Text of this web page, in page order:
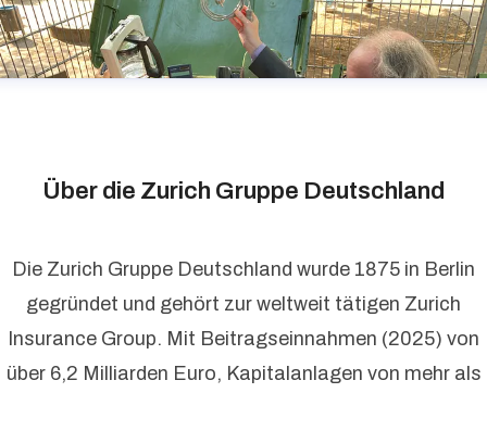
Über die Zurich Gruppe Deutschland
Die Zurich Gruppe Deutschland wurde 1875 in Berlin
gegründet und gehört zur weltweit tätigen Zurich
Insurance Group. Mit Beitragseinnahmen (2025) von
über 6,2 Milliarden Euro, Kapitalanlagen von mehr als